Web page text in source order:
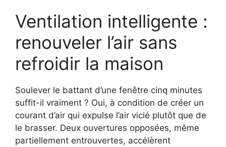
Ventilation intelligente :
renouveler l’air sans
refroidir la maison
Soulever le battant d’une fenêtre cinq minutes
suffit-il vraiment ? Oui, à condition de créer un
courant d’air qui expulse l’air vicié plutôt que de
le brasser. Deux ouvertures opposées, même
partiellement entrouvertes, accélèrent